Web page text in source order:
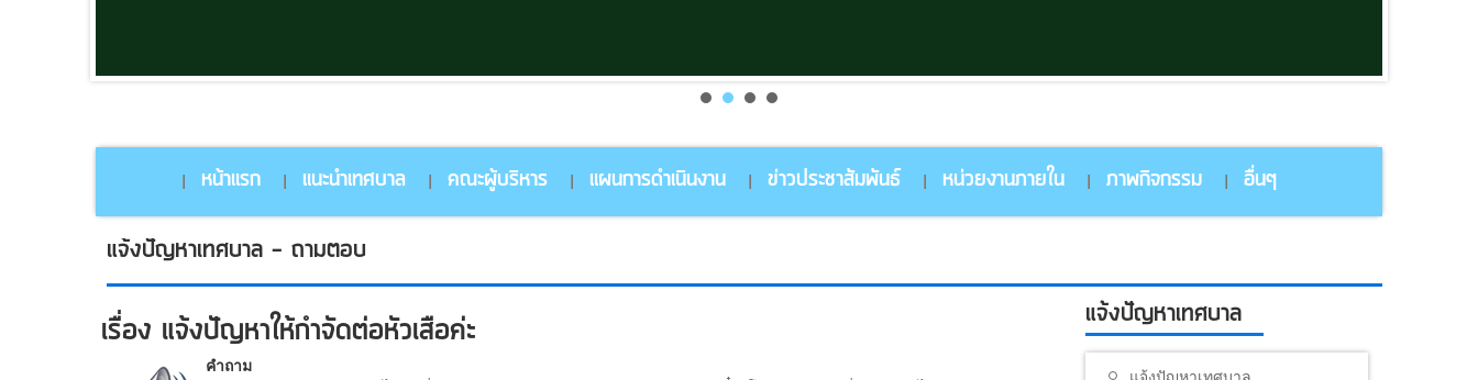
หน้าแรก แนะนำเทศบาล คณะผู้บริหาร แผนการดำเนินงาน ข่าวประชาสัมพันธ์ หน่วยงานภายใน ภาพกิจกรรม อื่นๆ
แจ้งปัญหาเทศบาล - ถามตอบ
เรื่อง แจ้งปัญหาให้กำจัดต่อหัวเสือค่ะ
คำถาม
แจ้งปัญหาเทศบาล